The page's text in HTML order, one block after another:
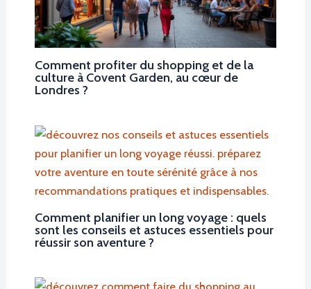
Comment profiter du shopping et de la
culture à Covent Garden, au cœur de
Londres ?
Comment planifier un long voyage : quels
sont les conseils et astuces essentiels pour
réussir son aventure ?